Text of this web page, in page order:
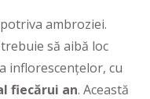
ambroziei.
să aibă loc
inflorescențelor, cu
fiecărui an. Această